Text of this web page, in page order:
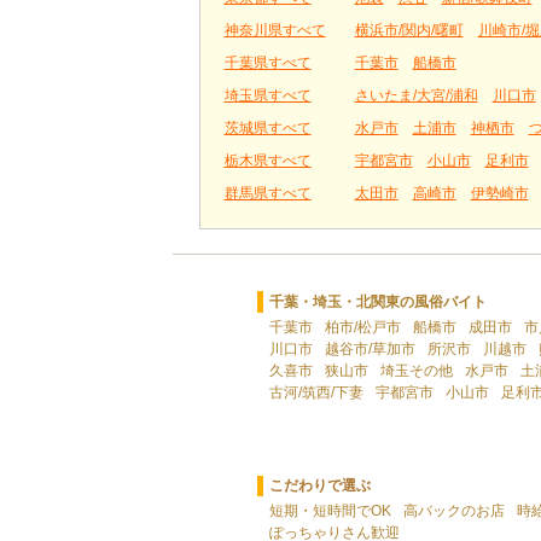
神奈川県すべて
横浜市/関内/曙町
川崎市/
千葉県すべて
千葉市
船橋市
埼玉県すべて
さいたま/大宮/浦和
川口市
茨城県すべて
水戸市 土浦市 神栖市
栃木県すべて
宇都宮市 小山市
足利市
群馬県すべて
太田市 高崎市 伊勢崎市
千葉・埼玉・北関東の風俗バイト
千葉市
柏市/松戸市 船橋市 成田市
市
川口市
越谷市/草加市 所沢市 川越市
久喜市
狭山市 埼玉その他 水戸市
土
古河/筑西/下妻
宇都宮市 小山市 足利
こだわりで選ぶ
短期・短時間でOK
高バックのお店
時
ぽっちゃりさん歓迎